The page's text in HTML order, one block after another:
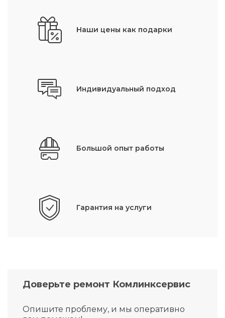
Наши цены как подарки
Индивидуальный подход
Большой опыт работы
Гарантия на услуги
Доверьте ремонт Комлинксервис
Опишите проблему, и мы оперативно